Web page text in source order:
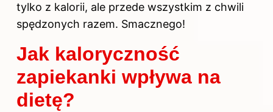
tylko z kalorii, ale przede wszystkim z chwili
spędzonych razem. Smacznego!
Jak kaloryczność
zapiekanki wpływa na
dietę?